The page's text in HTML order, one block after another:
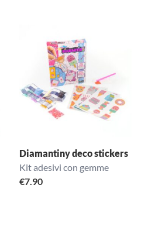
Diamantiny deco stickers
Kit adesivi con gemme
€7.90